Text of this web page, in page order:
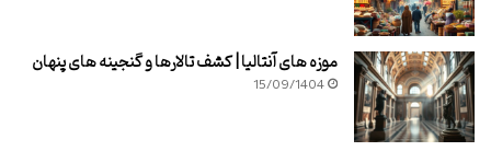
موزه های آنتالیا | کشف تالارها و گنجینه های پنهان
15/09/1404